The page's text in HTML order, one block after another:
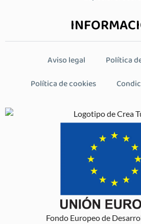
Aviso legal
Política
Política de cookies
Fondo Europeo de